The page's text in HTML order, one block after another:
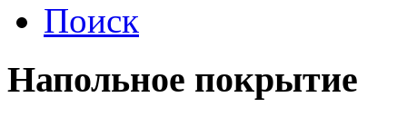
Поиск
Напольное покрытие